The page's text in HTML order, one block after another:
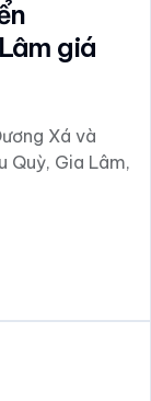
giá
Xá và
Quỳ, Gia Lâm,